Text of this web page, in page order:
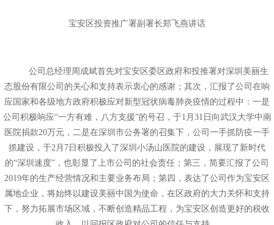
宝安区投资推广署副署长郑飞燕讲话
公司总经理周成斌首先对宝安区委区政府和投推署对深圳美丽生
态股份有限公司的关心和支持表示衷心的感谢；其次，汇报了公司在响
应国家和各级地方政府积极应对新型冠状病毒肺炎疫情的过程中：一是
公司积极响应“一方有难，八方支援”的号召，于1月31日向武汉大学中南
医院捐款20万元，二是在深圳市公务署的召集下，公司一手抓防疫一手
抓建设，于2月7日积极投入了深圳小汤山医院的建设，展现了新时代
的“深圳速度”，也彰显了上市公司的社会责任；第三，简要汇报了公司
2019年的生产经营情况和主要业务布局；第四，表达了公司作为宝安区
属地企业，将始终以建设美丽中国为使命，在区政府的大力关怀和支持
下，努力拓展市场区域，不断创造精品工程，为宝安区创造更好的税收